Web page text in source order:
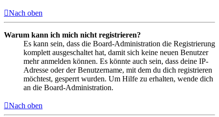
Nach oben
Warum kann ich mich nicht registrieren?
Es kann sein, dass die Board-Administration die Registrierung
komplett ausgeschaltet hat, damit sich keine neuen Benutzer
mehr anmelden können. Es könnte auch sein, dass deine IP-
Adresse oder der Benutzername, mit dem du dich registrieren
möchtest, gesperrt wurden. Um Hilfe zu erhalten, wende dich
an die Board-Administration.
Nach oben